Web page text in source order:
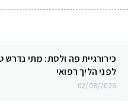
כירורגיית פה ולסת: מתי
לפני הליך רפואי
02/08/2026